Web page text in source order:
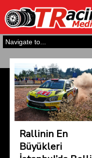
Rallinin En
Büyükleri